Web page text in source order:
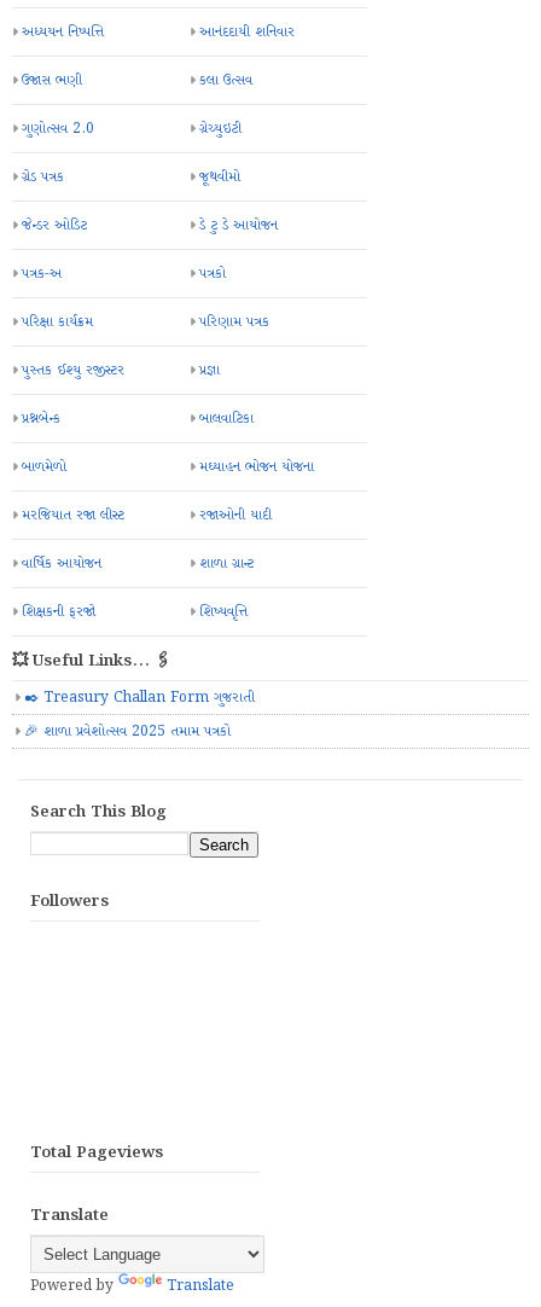
અધ્યયન નિષ્પત્તિ આનંદદાયી શનિવાર
ઉજાસ ભણી કલા ઉત્સવ
ગુણોત્સવ 2.0 ગ્રેચ્યુઇટી
ગ્રેડ પત્રક જૂથવીમો
જેન્ડર ઓડિટ ડે ટુ ડે આયોજન
પત્રક-અ પત્રકો
પરિક્ષા કાર્યક્રમ પરિણામ પત્રક
પુસ્તક ઈશ્યુ રજીસ્ટર પ્રજ્ઞા
પ્રશ્નબેન્ક બાલવાટિકા
બાળમેળો મઘ્યાહન ભોજન યોજના
મરજિયાત રજા લીસ્ટ રજાઓની યાદી
વાર્ષિક આયોજન શાળા ગ્રાન્ટ
શિક્ષકની ફરજો શિષ્યવૃત્તિ
💥 Useful Links... 🖇️
✒️ Treasury Challan Form ગુજરાતી
🎉 શાળા પ્રવેશોત્સવ 2025 તમામ પત્રકો
Search This Blog
Followers
Total Pageviews
Translate
Powered by Translate